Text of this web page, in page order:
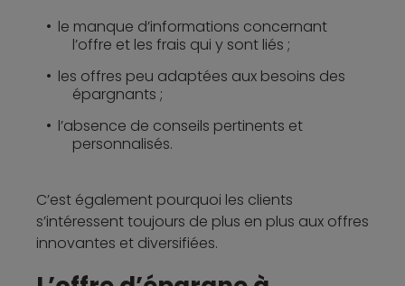
le manque d’informations concernant
l’offre et les frais qui y sont liés ;
les offres peu adaptées aux besoins des
épargnants ;
l’absence de conseils pertinents et
personnalisés.
C’est également pourquoi les clients
s’intéressent toujours de plus en plus aux offres
innovantes et diversifiées.